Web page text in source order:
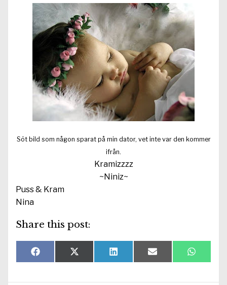
Söt bild som någon sparat på min dator, vet inte var den kommer
ifrån.
Kramizzzz
~Niniz~
Puss & Kram
Nina
Share this post:
Dela
på
F
a
e
Dela
på
X
(
w
Dela
på
L
i
k
Dela
på
E
-
o
Dela
på
W
h
t